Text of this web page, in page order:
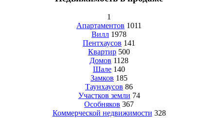
1
Апартаментов 1011
Вилл 1978
Пентхаусов 141
Квартир 500
Домов 1128
Шале 140
Замков 185
Таунхаусов 86
Участков земли 74
Особняков 367
Коммерческой недвижимости 328